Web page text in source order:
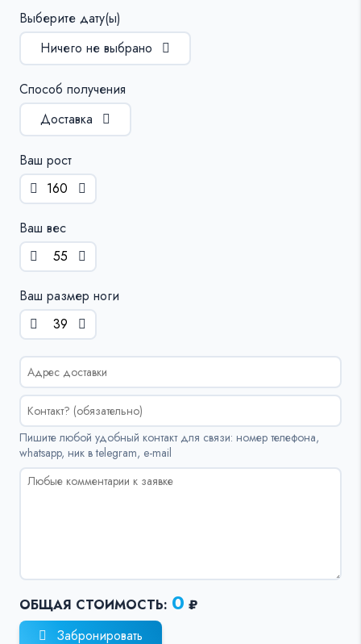
Выберите дату(ы)
Ничего не выбрано
Способ получения
Доставка
Ваш рост
Ваш вес
Ваш размер ноги
Пишите любой удобный контакт для связи: номер телефона,
whatsapp, ник в telegram, e-mail
ОБЩАЯ СТОИМОСТЬ: 0 ₽
Забронировать